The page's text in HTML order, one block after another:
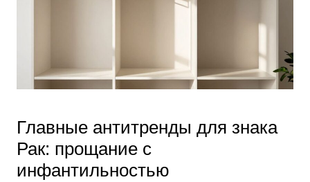
Главные антитренды для знака
Рак: прощание с
инфантильностью